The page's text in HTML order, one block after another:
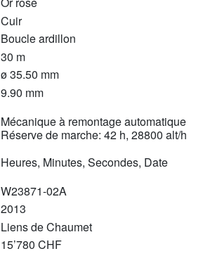
Cuir
Boucle ardillon
30 m
ø 35.50 mm
9.90 mm
Mécanique à remontage automatique
Réserve de marche: 42 h, 28800 alt/h
Heures, Minutes, Secondes, Date
W23871-02A
2013
Liens de Chaumet
15’780 CHF